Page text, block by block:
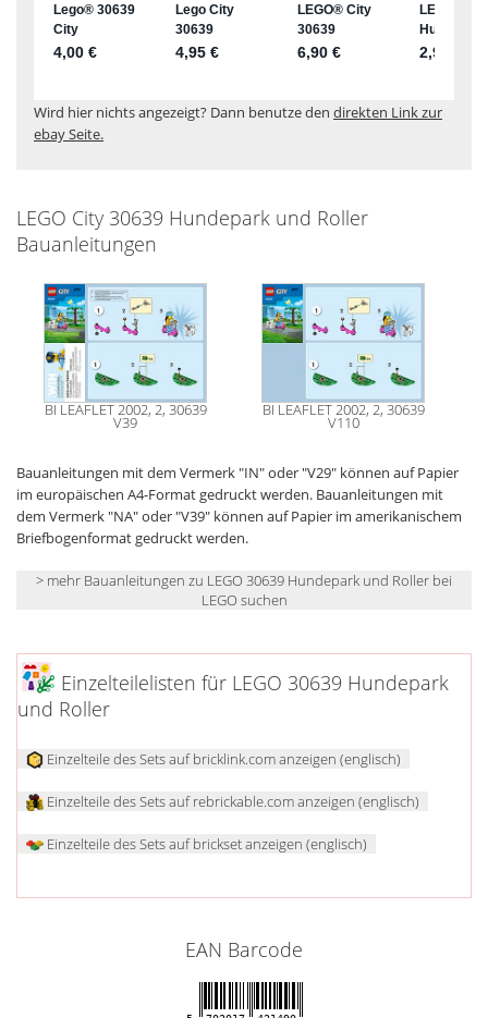
Wird hier nichts angezeigt? Dann benutze den direkten Link zur
ebay Seite.
LEGO City 30639 Hundepark und Roller
Bauanleitungen
BI LEAFLET 2002, 2, 30639
V39
BI LEAFLET 2002, 2, 30639
V110
Bauanleitungen mit dem Vermerk "IN" oder "V29" können auf Papier
im europäischen A4-Format gedruckt werden. Bauanleitungen mit
dem Vermerk "NA" oder "V39" können auf Papier im amerikanischem
Briefbogenformat gedruckt werden.
> mehr Bauanleitungen zu LEGO 30639 Hundepark und Roller bei
LEGO suchen
Einzelteilelisten für LEGO 30639 Hundepark
und Roller
Einzelteile des Sets auf bricklink.com anzeigen (englisch)
Einzelteile des Sets auf rebrickable.com anzeigen (englisch)
Einzelteile des Sets auf brickset anzeigen (englisch)
EAN Barcode